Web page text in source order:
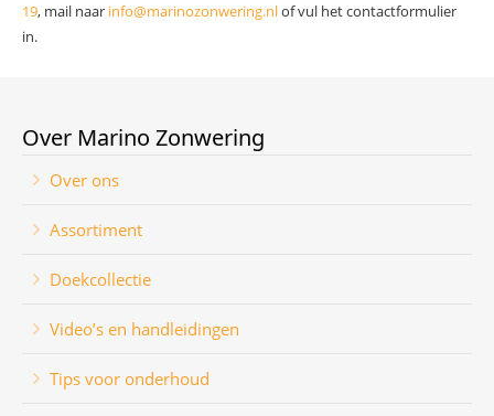
19, mail naar info@marinozonwering.nlof vul het contactformulier
in.
Over Marino Zonwering
Over ons
Assortiment
Doekcollectie
Video’s en handleidingen
Tips voor onderhoud